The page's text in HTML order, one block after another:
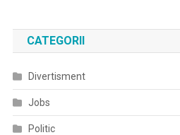
CATEGORII
Divertisment
Jobs
Politic